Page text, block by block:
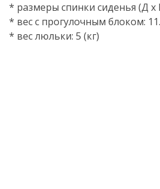
* размеры спинки сиденья (Д х
* вес с прогулочным блоком:
* вес люльки: 5 (кг)